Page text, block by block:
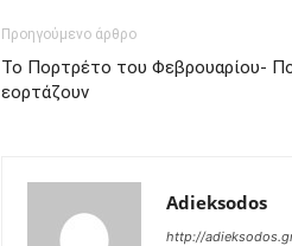
Προηγούμενο άρθρο
Το Πορτρέτο του Φεβρουαρίου-
εορτάζουν
Adieksodos
http://